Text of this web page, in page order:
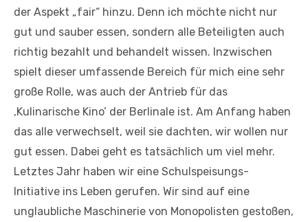
der Aspekt „fair“ hinzu. Denn ich möchte nicht nur
gut und sauber essen, sondern alle Beteiligten auch
richtig bezahlt und behandelt wissen. Inzwischen
spielt dieser umfassende Bereich für mich eine sehr
große Rolle, was auch der Antrieb für das
‚Kulinarische Kino’ der Berlinale ist. Am Anfang haben
das alle verwechselt, weil sie dachten, wir wollen nur
gut essen. Dabei geht es tatsächlich um viel mehr.
Letztes Jahr haben wir eine Schulspeisungs-
Initiative ins Leben gerufen. Wir sind auf eine
unglaubliche Maschinerie von Monopolisten gestoßen,